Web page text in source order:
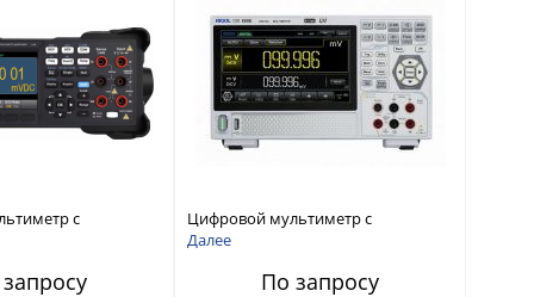
с
½
Цифровой мультиметр с
разрядностью 5½ и
host, LAN и Web control
Далее
По запросу